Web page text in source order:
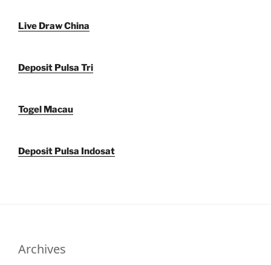
Live Draw China
Deposit Pulsa Tri
Togel Macau
Deposit Pulsa Indosat
Archives